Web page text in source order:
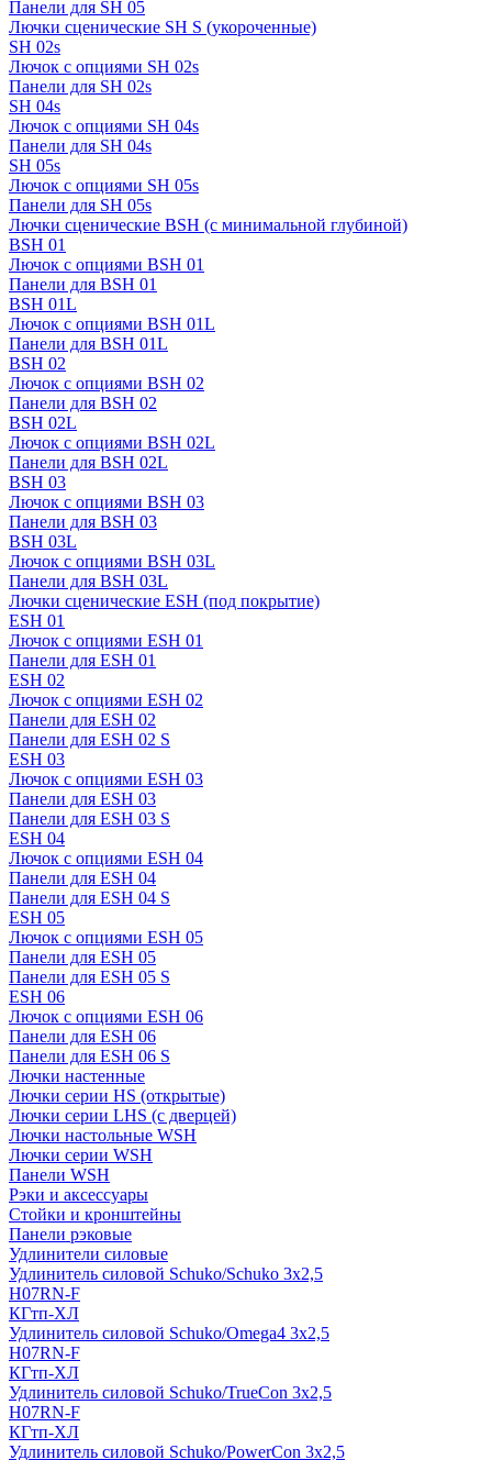
Панели для SH 05
Лючки сценические SH S (укороченные)
SH 02s
Лючок с опциями SH 02s
Панели для SH 02s
SH 04s
Лючок с опциями SH 04s
Панели для SH 04s
SH 05s
Лючок с опциями SH 05s
Панели для SH 05s
Лючки сценические BSH (с минимальной глубиной)
BSH 01
Лючок с опциями BSH 01
Панели для BSH 01
BSH 01L
Лючок с опциями BSH 01L
Панели для BSH 01L
BSH 02
Лючок с опциями BSH 02
Панели для BSH 02
BSH 02L
Лючок с опциями BSH 02L
Панели для BSH 02L
BSH 03
Лючок с опциями BSH 03
Панели для BSH 03
BSH 03L
Лючок с опциями BSH 03L
Панели для BSH 03L
Лючки сценические ESH (под покрытие)
ESH 01
Лючок с опциями ESH 01
Панели для ESH 01
ESH 02
Лючок с опциями ESH 02
Панели для ESH 02
Панели для ESH 02 S
ESH 03
Лючок с опциями ESH 03
Панели для ESH 03
Панели для ESH 03 S
ESH 04
Лючок с опциями ESH 04
Панели для ESH 04
Панели для ESH 04 S
ESH 05
Лючок с опциями ESH 05
Панели для ESH 05
Панели для ESH 05 S
ESH 06
Лючок с опциями ESH 06
Панели для ESH 06
Панели для ESH 06 S
Лючки настенные
Лючки серии HS (открытые)
Лючки серии LHS (с дверцей)
Лючки настольные WSH
Лючки серии WSH
Панели WSH
Рэки и аксессуары
Стойки и кронштейны
Панели рэковые
Удлинители силовые
Удлинитель силовой Schuko/Schuko 3х2,5
H07RN-F
КГтп-ХЛ
Удлинитель силовой Schuko/Omega4 3х2,5
H07RN-F
КГтп-ХЛ
Удлинитель силовой Schuko/TrueCon 3х2,5
H07RN-F
КГтп-ХЛ
Удлинитель силовой Schuko/PowerCon 3х2,5